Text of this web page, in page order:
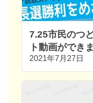
7.25市民のつ
ト動画ができ
2021年7月27日